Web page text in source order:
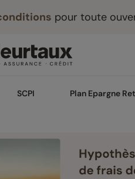
pour toute
SCPI Plan Epargne